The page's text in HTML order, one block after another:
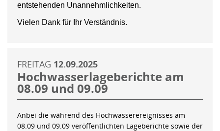
entstehenden Unannehmlichkeiten.
Vielen Dank für Ihr Verständnis.
FREITAG 12.09.2025
Hochwasserlageberichte am
08.09 und 09.09
Anbei die während des Hochwasserereignisses am
08.09 und 09.09 veröffentlichten Lageberichte sowie der